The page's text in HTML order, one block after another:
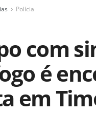
Polícia
com
é
em